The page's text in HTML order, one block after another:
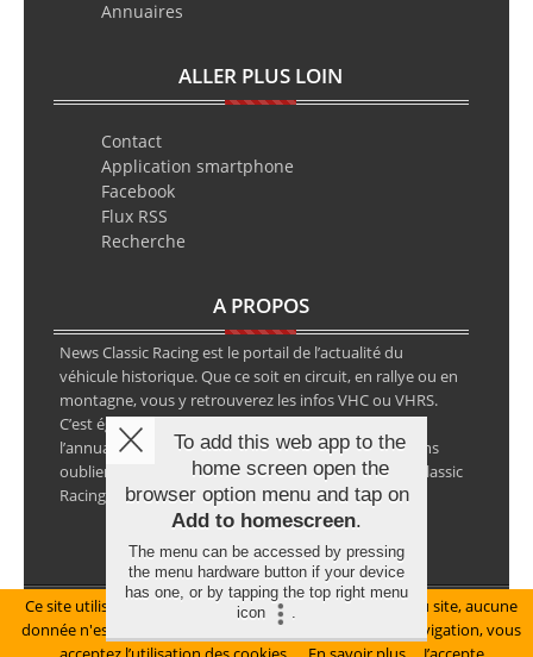
Annuaires
ALLER PLUS LOIN
Contact
Application smartphone
Facebook
Flux RSS
Recherche
A PROPOS
News Classic Racing est le portail de l’actualité du
véhicule historique. Que ce soit en circuit, en rallye ou en
montagne, vous y retrouverez les infos VHC ou VHRS.
C’est également le calendrier des épreuves ainsi que
l’annuaire des spécialistes de la voiture ancienne, sans
oublier les petites annonces avec notre partenaire Classic
Racing Annonces.
Mentions légales
© Copyright 2026 NewsClassicRacing, tous droits réservés
Ce site utilise des cookies pour le bon fonctionnement du site, aucune
donnée n'est collectée à ce titre. En poursuivant votre navigation, vous
To add this web app to the
home screen open the
browser option menu and tap on
Add to homescreen.
The menu can be accessed by pressing
the menu hardware button if your device
has one, or by tapping the top right menu
icon
.